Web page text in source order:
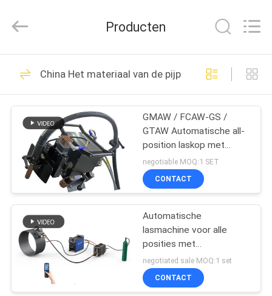
HUIS
PRODUCTEN
VIDEO'S
ONGEVEER
ONS
FABRIEKSREIS
KWALITEITSCONTROLE
Co.,Ltd..
Scherpe
Lassenmachine
19
Orbitale
Lassenmachine
36
Producten
China Het materiaal van de pijpleidingsbouw
GMAW / FCAW-GS /
GTAW Automatische all-
position laskop met
voedingsbron
negotiable MOQ:1 SET
CONTACT
Automatische
lasmachine voor alle
posities met
laserkalibratie en tracking
draagbare lastractor
negotiated sale MOQ:1 set
CONTACT